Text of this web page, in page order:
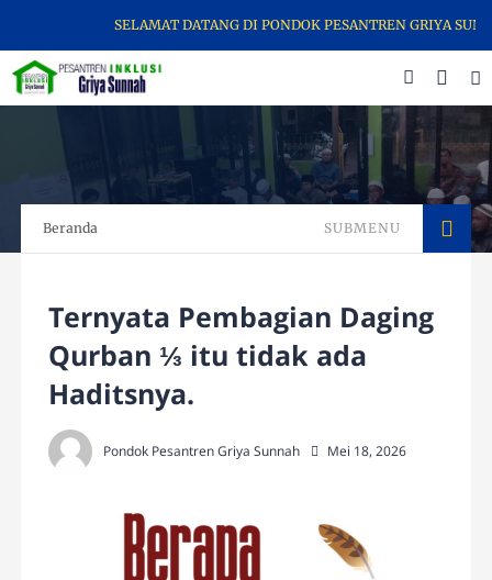
SELAMAT DATANG DI PONDOK PESANTREN GRIYA SUNNAH
Beranda SUBMENU
Ternyata Pembagian Daging
Qurban ⅓ itu tidak ada
Haditsnya.
Pondok Pesantren Griya Sunnah Mei 18, 2026